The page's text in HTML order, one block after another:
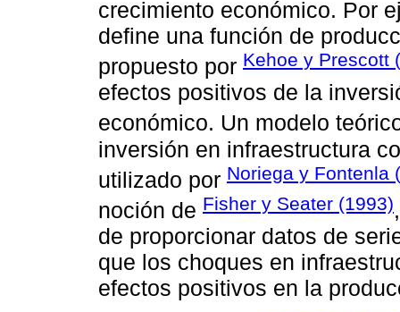
crecimiento económico. Por
define una función de
propuesto por Kehoe y Prescott
efectos positivos de la
económico. Un modelo
inversión en infraestructura
utilizado por Noriega y Fontenla
noción de Fisher y Seater (1993)
de proporcionar datos de
que los choques en
efectos positivos en la